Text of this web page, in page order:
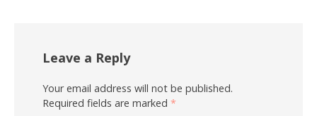
Leave a Reply
Your email address will not be published.
Required fields are marked *